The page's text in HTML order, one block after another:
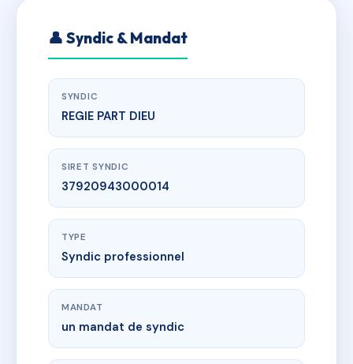
👤 Syndic & Mandat
SYNDIC
REGIE PART DIEU
SIRET SYNDIC
37920943000014
TYPE
Syndic professionnel
MANDAT
un mandat de syndic